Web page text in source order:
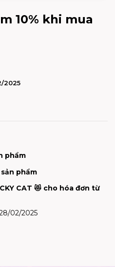
10% khi mua
2025
phẩm
phẩm
CAT 😻 cho hóa đơn từ
02/2025